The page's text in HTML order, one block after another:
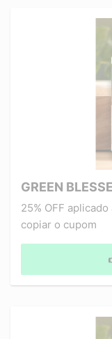
GREEN
25% OFF
copiar o cupom